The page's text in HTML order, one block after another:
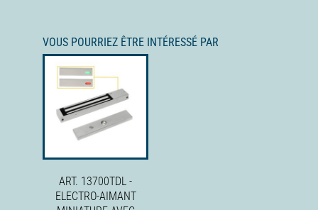
VOUS POURRIEZ ÊTRE INTÉRESSÉ PAR
ART. 13700TDL -
ELECTRO-AIMANT